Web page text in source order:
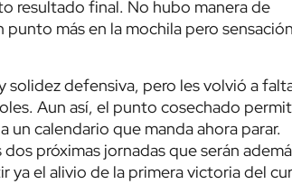
resultado final. No hubo manera de
más en la mochila pero
defensiva, pero les volvió a
Aun así, el punto cosechado
un calendario que manda ahora parar.
próximas jornadas que serán
ya el alivio de la primera victoria del